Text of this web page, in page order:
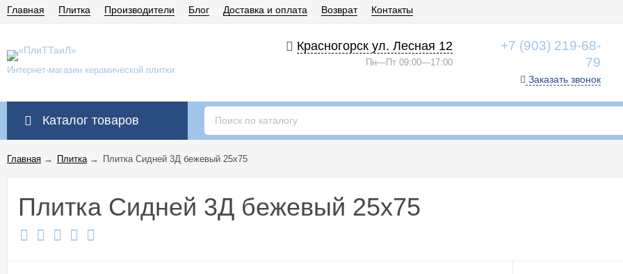
Главная Плитка Производители Блог Доставка и оплата Возврат Контакты
Интернет-магазин керамической плитки
Красногорск ул. Лесная 12
Пн—Пт 09:00—17:00
+7 (903) 219-68-
79
Заказать звонок
Каталог товаров
Главная → Плитка→ Плитка Сидней 3Д бежевый 25x75
Плитка Сидней 3Д бежевый 25x75